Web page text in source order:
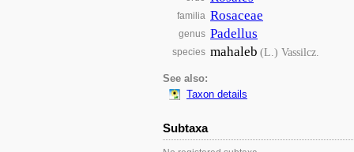
familia Rosaceae
genus Padellus
species mahaleb (L.) Vassilcz.
See also:
Taxon details
Subtaxa